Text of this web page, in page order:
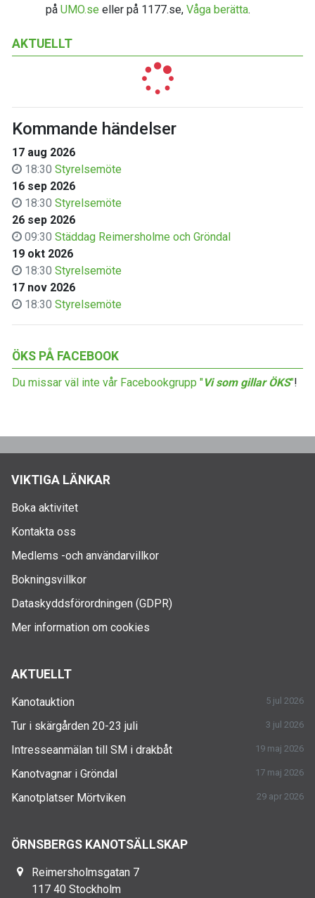
AKTUELLT
Kommande händelser
17 aug 2026
18:30 Styrelsemöte
16 sep 2026
18:30 Styrelsemöte
26 sep 2026
09:30 Städdag Reimersholme och Gröndal
19 okt 2026
18:30 Styrelsemöte
17 nov 2026
18:30 Styrelsemöte
ÖKS PÅ FACEBOOK
Du missar väl inte vår Facebookgrupp "Vi som gillar ÖKS"!
på UMO.se eller på 1177.se, Våga berätta.
VIKTIGA LÄNKAR
Boka aktivitet
Kontakta oss
Medlems -och användarvillkor
Bokningsvillkor
Dataskyddsförordningen (GDPR)
Mer information om cookies
AKTUELLT
Kanotauktion 5 jul 2026
Tur i skärgården 20-23 juli 3 jul 2026
Intresseanmälan till SM i drakbåt 19 maj 2026
Kanotvagnar i Gröndal 17 maj 2026
Kanotplatser Mörtviken 29 apr 2026
ÖRNSBERGS KANOTSÄLLSKAP
Reimersholmsgatan 7
117 40 Stockholm